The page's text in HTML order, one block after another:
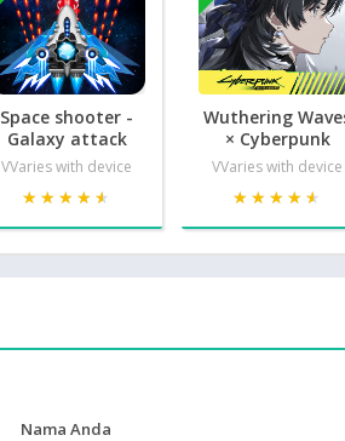
Space shooter -
Galaxy attack
VVaries with device
★★★★★
★★★★★
Wuthering
× Cyberpunk
VVaries with device
★★★★★
★★★★★
Nama Anda